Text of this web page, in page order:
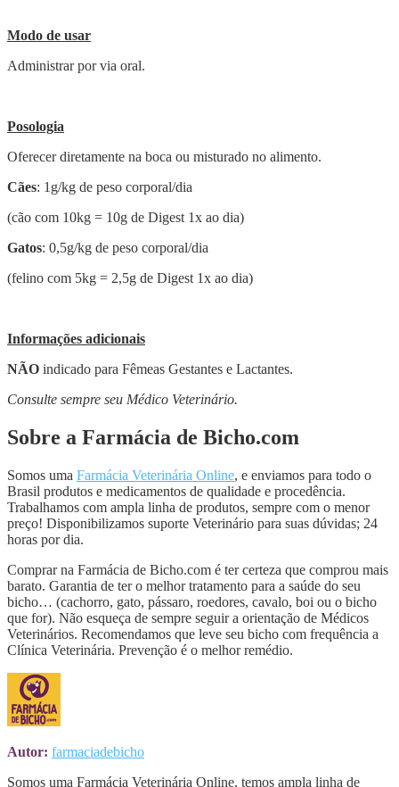
Modo de usar
Administrar por via oral.
Posologia
Oferecer diretamente na boca ou misturado no alimento.
Cães: 1g/kg de peso corporal/dia
(cão com 10kg = 10g de Digest 1x ao dia)
Gatos: 0,5g/kg de peso corporal/dia
(felino com 5kg = 2,5g de Digest 1x ao dia)
Informações adicionais
NÃO indicado para Fêmeas Gestantes e Lactantes.
Consulte sempre seu Médico Veterinário.
Sobre a Farmácia de Bicho.com
Somos uma Farmácia Veterinária Online, e enviamos para todo o
Brasil produtos e medicamentos de qualidade e procedência.
Trabalhamos com ampla linha de produtos, sempre com o menor
preço! Disponibilizamos suporte Veterinário para suas dúvidas; 24
horas por dia.
Comprar na Farmácia de Bicho.com é ter certeza que comprou mais
barato. Garantia de ter o melhor tratamento para a saúde do seu
bicho… (cachorro, gato, pássaro, roedores, cavalo, boi ou o bicho
que for). Não esqueça de sempre seguir a orientação de Médicos
Veterinários. Recomendamos que leve seu bicho com frequência a
Clínica Veterinária. Prevenção é o melhor remédio.
Autor: farmaciadebicho
Somos uma Farmácia Veterinária Online, temos ampla linha de